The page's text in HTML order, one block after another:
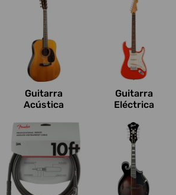
Guitarra
Acústica
Guitarra
Eléctrica